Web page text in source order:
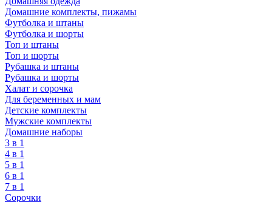
Домашние комплекты, пижамы
Футболка и штаны
Футболка и шорты
Топ и штаны
Топ и шорты
Рубашка и штаны
Рубашка и шорты
Халат и сорочка
Для беременных и мам
Детские комплекты
Мужские комплекты
Домашние наборы
3 в 1
4 в 1
5 в 1
6 в 1
7 в 1
Сорочки